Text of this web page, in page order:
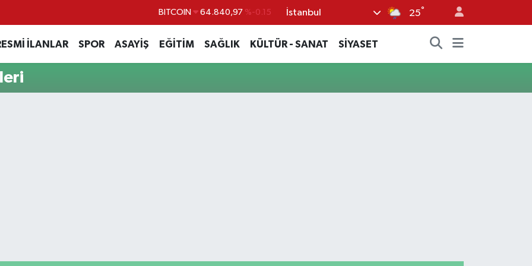
BITCOIN 64.840,97 %-0.15 İstanbul 25°
İLANLAR SPOR ASAYİŞ EĞİTİM SAĞLIK KÜLTÜR - SANAT SİYASET